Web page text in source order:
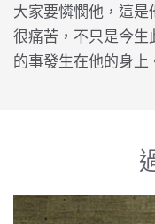
大家要憐憫他，這是
很痛苦，不只是今生
的事發生在他的身上